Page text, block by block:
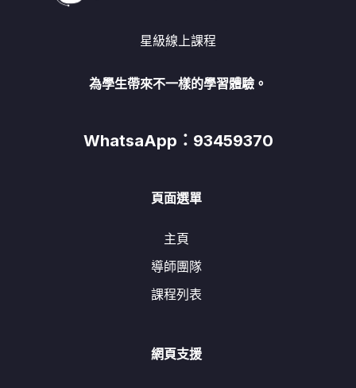
星級線上課程
為學生帶來不一樣的學習體驗。
WhatsaApp：93459370
頁面選單
主頁
導師團隊
課程列表
網頁支援